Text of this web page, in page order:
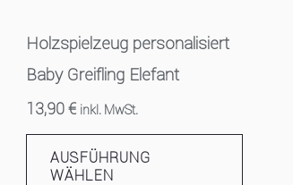
Holzspielzeug personalisiert
Baby Greifling Elefant
13,90€ inkl. MwSt.
AUSFÜHRUNG
WÄHLEN